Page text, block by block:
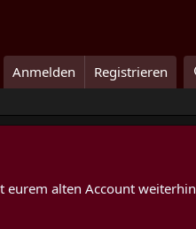
Anmelden Registrieren
eurem alten Account weiterhin